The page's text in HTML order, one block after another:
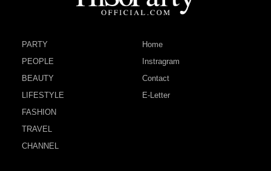
PARTY
PEOPLE
BEAUTY
LIFESTYLE
FASHION
TRAVEL
CHANNEL
Home
Instragram
Contact
E-Letter